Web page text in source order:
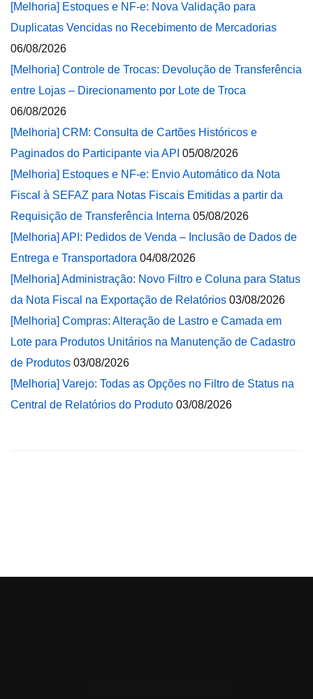
[Melhoria] Estoques e NF-e: Nova Validação para
Duplicatas Vencidas no Recebimento de Mercadorias
06/08/2026
[Melhoria] Controle de Trocas: Devolução de Transferência
entre Lojas – Direcionamento por Lote de Troca
06/08/2026
[Melhoria] CRM: Consulta de Cartões Históricos e
Paginados do Participante via API 05/08/2026
[Melhoria] Estoques e NF-e: Envio Automático da Nota
Fiscal à SEFAZ para Notas Fiscais Emitidas a partir da
Requisição de Transferência Interna 05/08/2026
[Melhoria] API: Pedidos de Venda – Inclusão de Dados de
Entrega e Transportadora 04/08/2026
[Melhoria] Administração: Novo Filtro e Coluna para Status
da Nota Fiscal na Exportação de Relatórios 03/08/2026
[Melhoria] Compras: Alteração de Lastro e Camada em
Lote para Produtos Unitários na Manutenção de Cadastro
de Produtos 03/08/2026
[Melhoria] Varejo: Todas as Opções no Filtro de Status na
Central de Relatórios do Produto 03/08/2026